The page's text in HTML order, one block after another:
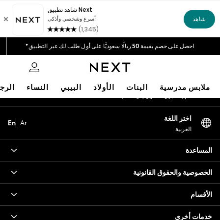
توصيل سريع | نتكفل بدفع جميع الرسوم الجمركية*
خيارات دفع مرنة وآمنة*
احصل على خصم بقيمة 50 ريالًا سعوديًّا على أول طلب لك عبر التطبيق*
ملابس مدرسية البنات الأولاد البيبي النساء
Holiday Shop
Modest Holiday Outfits
Summer Nightwear
Occasionwear
Girls
Girls' Travel Styles
Sunset Styles
An error occurred on client
شبكاتنا الاجتماعية
حسابي
اختر اللغة
العربية
Ar
En
المساعدة
الخصوصية والحقوق القانونية
الأقسام
خدمات أخرى